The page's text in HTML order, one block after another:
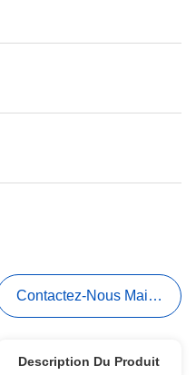
Contactez-Nous Maintenant
Description Du Produit